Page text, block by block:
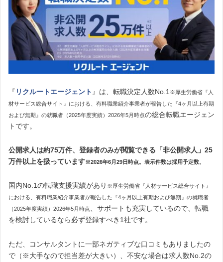
『 リクルートエージェント 』は、転職決定人数No.1 ※厚生労働省『人
材サービス総合サイト』における、有料職業紹介事業者が報告した『4ヶ月以上有期
および無期』の就職者（2025年度実績）2026年5月時点の総合転職エージェン
トです。
公開求人は約75万件、登録者のみが閲覧できる「非公開求人」25
万件以上を扱っています※2026年6月29日時点。表示件数は採用予定数。
国内No.1の転職支援実績があり ※厚生労働省『人材サービス総合サイト』
における、有料職業紹介事業者が報告した『4ヶ月以上有期および無期』の就職者
（2025年度実績）2026年5月時点、サポートも充実しているので、転職
を検討しているなら必ず登録すべき1社です。
ただ、コンサルタントに一部ネガティブな口コミもありましたの
で（※大手なので担当差が大きい）、不安な場合は求人数No.2の